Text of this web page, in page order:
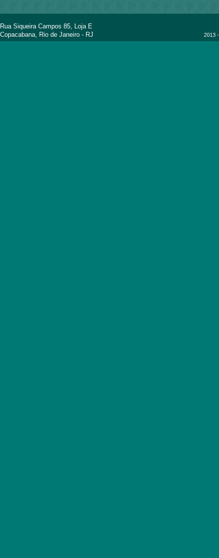
Rua Siqueira Campos 85, Loja E
Copacabana, Rio de Janeiro - RJ
2013